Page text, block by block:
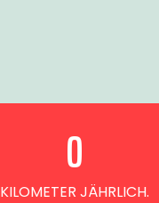
KILOMETER JÄHRLICH.
0